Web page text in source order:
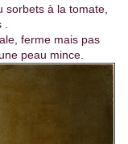
sorbets à la tomate,
ferme mais pas
peau mince.